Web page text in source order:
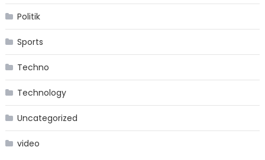
Politik
Sports
Techno
Technology
Uncategorized
video